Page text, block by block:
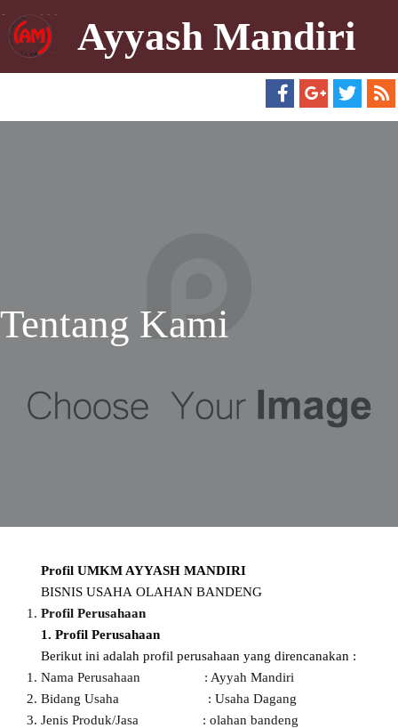
Ayyash Mandiri
Tentang Kami
Profil UMKM AYYASH MANDIRI
BISNIS USAHA OLAHAN BANDENG
Profil Perusahaan
1. Profil Perusahaan
Berikut ini adalah profil perusahaan yang direncanakan :
Nama Perusahaan : Ayyah Mandiri
Bidang Usaha : Usaha Dagang
Jenis Produk/Jasa : olahan bandeng